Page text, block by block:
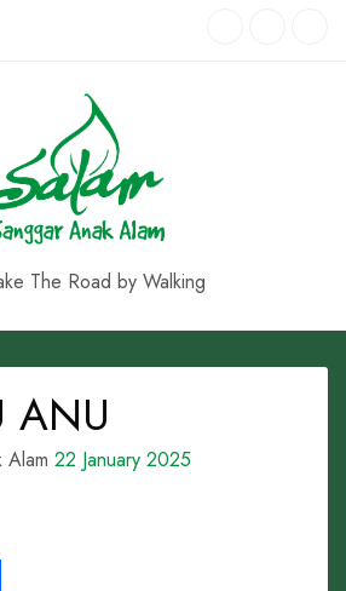
The Road by Walking
ANU
Alam 22 January 2025